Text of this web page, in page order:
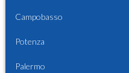
Campobasso
Potenza
Palermo